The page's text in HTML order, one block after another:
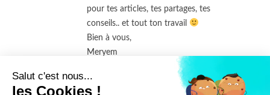
pour tes articles, tes partages, tes
conseils.. et tout ton travail
Bien à vous,
Meryem
Salut c'est nous...
les Cookies !